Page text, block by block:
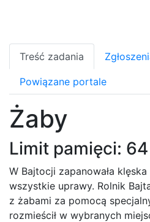
Treść zadania
Powiązane portale
Żaby
Limit pamięci:
W Bajtocji zapanowała
wszystkie uprawy. Rolnik
z żabami za pomocą
rozmieścił w wybranych